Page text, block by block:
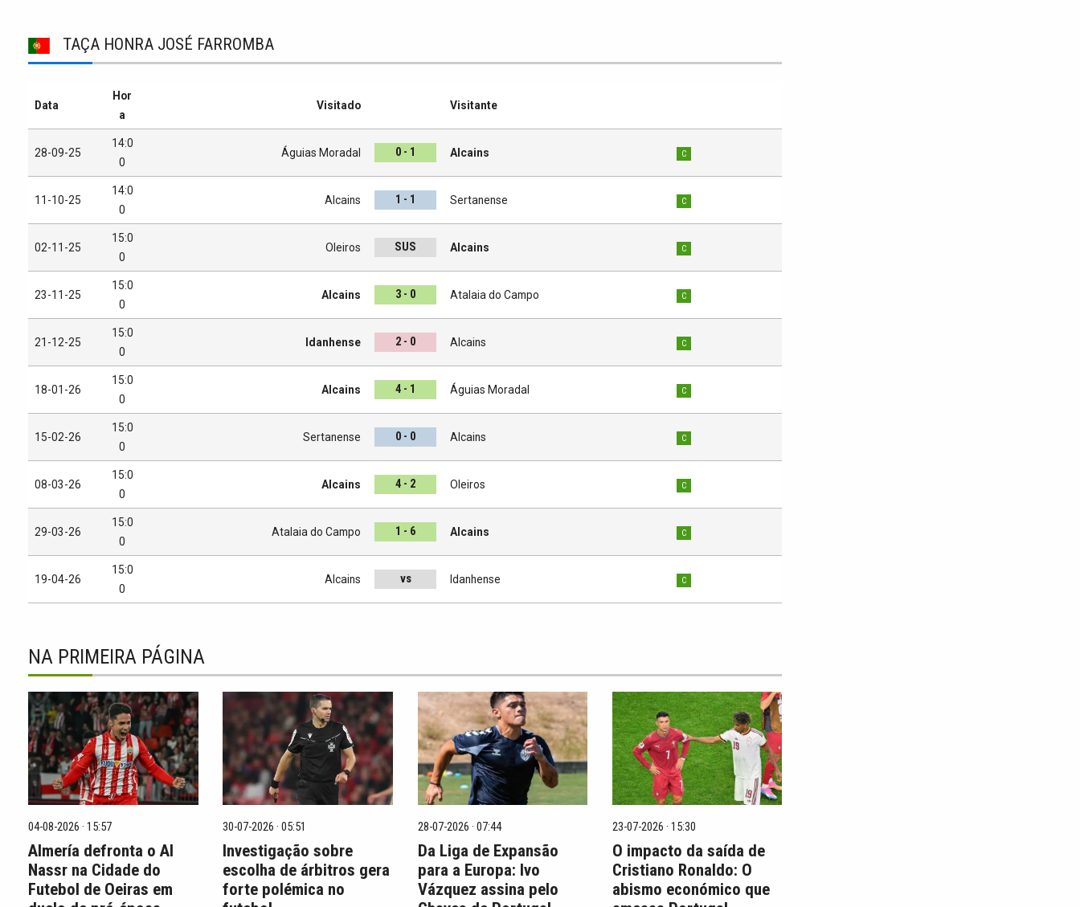
TAÇA HONRA JOSÉ FARROMBA
Data
Hor
a
Visitado Visitante
28-09-25
14:0
0
Águias Moradal 0 - 1 Alcains C
11-10-25
14:0
0
Alcains 1 - 1 Sertanense C
02-11-25
15:0
0
Oleiros SUS Alcains C
23-11-25
15:0
0
Alcains 3 - 0 Atalaia do Campo C
21-12-25
15:0
0
Idanhense 2 - 0 Alcains C
18-01-26
15:0
0
Alcains 4 - 1 Águias Moradal C
15-02-26
15:0
0
Sertanense 0 - 0 Alcains C
08-03-26
15:0
0
Alcains 4 - 2 Oleiros C
29-03-26
15:0
0
Atalaia do Campo 1 - 6 Alcains C
19-04-26
15:0
0
Alcains vs Idanhense C
NA PRIMEIRA PÁGINA
04-08-2026 · 15:57
Almería defronta o Al
Nassr na Cidade do
Futebol de Oeiras em
30-07-2026 · 05:51
Investigação sobre
escolha de árbitros gera
forte polémica no
28-07-2026 · 07:44
Da Liga de Expansão
para a Europa: Ivo
Vázquez assina pelo
23-07-2026 · 15:30
O impacto da saída de
Cristiano Ronaldo: O
abismo económico que